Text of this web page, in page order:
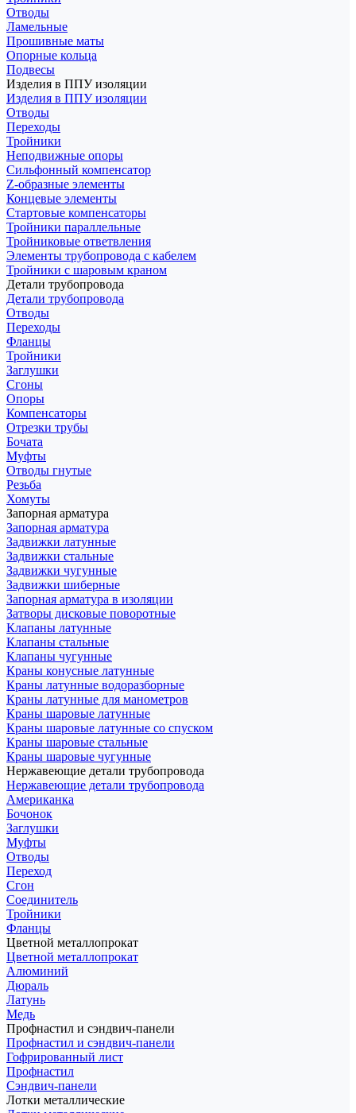
Отводы
Ламельные
Прошивные маты
Опорные кольца
Подвесы
Изделия в ППУ изоляции
Изделия в ППУ изоляции
Отводы
Переходы
Тройники
Неподвижные опоры
Cильфонный компенсатор
Z-образные элементы
Концевые элементы
Стартовые компенсаторы
Тройники параллельные
Тройниковые ответвления
Элементы трубопровода с кабелем
Тройники с шаровым краном
Детали трубопровода
Детали трубопровода
Отводы
Переходы
Фланцы
Тройники
Заглушки
Сгоны
Опоры
Компенсаторы
Отрезки трубы
Бочата
Муфты
Отводы гнутые
Резьба
Хомуты
Запорная арматура
Запорная арматура
Задвижки латунные
Задвижки стальные
Задвижки чугунные
Задвижки шиберные
Запорная арматура в изоляции
Затворы дисковые поворотные
Клапаны латунные
Клапаны стальные
Клапаны чугунные
Краны конусные латунные
Краны латунные водоразборные
Краны латунные для манометров
Краны шаровые латунные
Краны шаровые латунные со спуском
Краны шаровые стальные
Краны шаровые чугунные
Нержавеющие детали трубопровода
Нержавеющие детали трубопровода
Американка
Бочонок
Заглушки
Муфты
Отводы
Переход
Сгон
Соединитель
Тройники
Фланцы
Цветной металлопрокат
Цветной металлопрокат
Алюминий
Дюраль
Латунь
Медь
Профнастил и сэндвич-панели
Профнастил и сэндвич-панели
Гофрированный лист
Профнастил
Сэндвич-панели
Лотки металлические